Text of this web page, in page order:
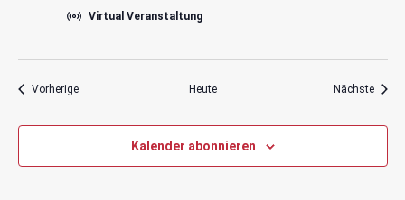
Virtual Veranstaltung
VorherigeVeranstaltungen Heute Nächste
Kalender abonnieren